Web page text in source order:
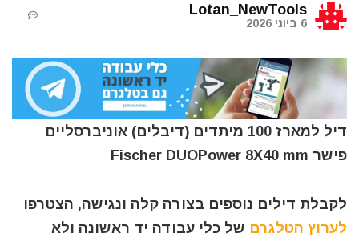
Lotan_NewTools
6 ביוני 2026
דיל למארז 100 מיתדים (דיבלים) אוניברסליים
פישר Fischer DUOPower 8X40 mm
לקבלת דילים נוספים בצורה קלה ונגישה, הצטרפו
לערוץ הטלגרם של כלי עבודה יד ראשונה ולא